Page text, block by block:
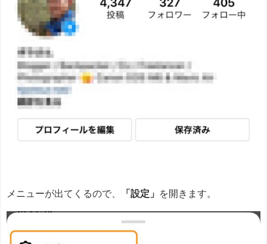
メニューが出てくるので、 「設定」 を開きます。